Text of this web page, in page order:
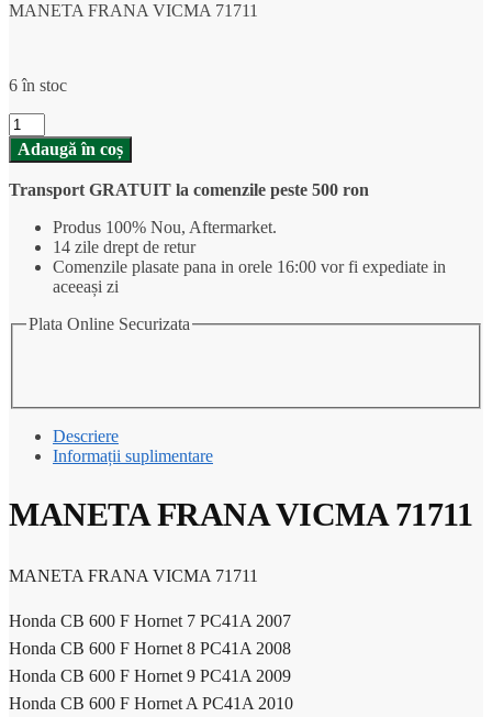
MANETA FRANA VICMA 71711
6 în stoc
Cantitate
MANETA
FRANA
VICMA
71711
Adaugă în coș
Transport GRATUIT la comenzile peste 500 ron
Produs 100% Nou, Aftermarket.
14 zile drept de retur
Comenzile plasate pana in orele 16:00 vor fi expediate in
aceeași zi
Plata Online Securizata
Descriere
Informații suplimentare
MANETA FRANA VICMA 71711
MANETA FRANA VICMA 71711
Honda CB 600 F Hornet 7 PC41A 2007
Honda CB 600 F Hornet 8 PC41A 2008
Honda CB 600 F Hornet 9 PC41A 2009
Honda CB 600 F Hornet A PC41A 2010